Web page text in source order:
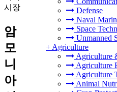
Defense
Naval
Space
Unmanned
+ Agriculture
Agriculture
Agriculture
Agriculture
Animal
시장
암
모
니
아